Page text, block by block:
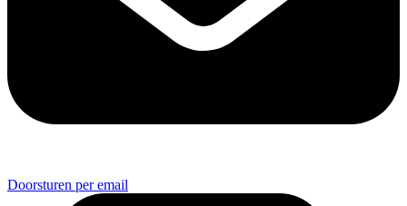
Doorsturen per email